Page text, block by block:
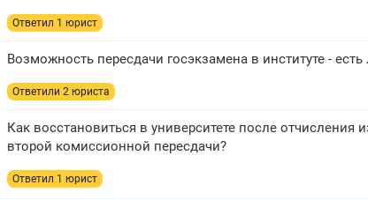
Ответил 1 юрист
Возможность пересдачи госэкзамена в институте -
Ответили 2 юристa
Как восстановиться в университете после отчисления
второй комиссионной пересдачи?
Ответил 1 юрист